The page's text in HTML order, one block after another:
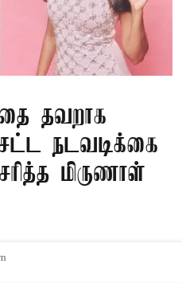
தவறாக
நடவடிக்கை
மிருணாள்